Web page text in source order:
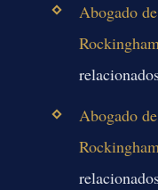
Abogado
Abogado